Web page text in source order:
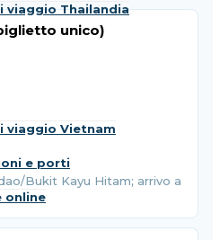
viaggio Thailandia
viaggio Vietnam
e porti
online
unico)
Bukit Kayu Hitam; arrivo a